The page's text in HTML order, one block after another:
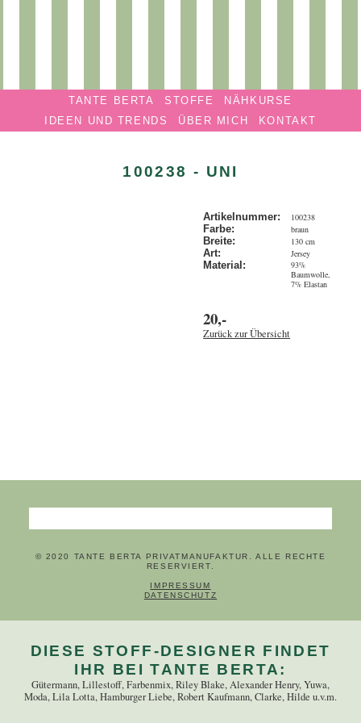
BERTA
Privatmanufaktur
Navigation überspringenTANTE BERTA STOFFE
NÄHKURSE
IDEEN UND TRENDS
ÜBER MICH KONTAKT
100238 - UNI
Artikelnummer:
100238
Farbe:
braun
Breite:
130 cm
Art:
Jersey
Material:
93%
Baumwolle,
7% Elastan
20,-
Zurück zur Übersicht
Suchbegriffe
© 2020 TANTE BERTA PRIVATMANUFAKTUR. ALLE RECHTE
RESERVIERT.
NAVIGATION ÜBERSPRINGEN
IMPRESSUM
DATENSCHUTZ
DIESE STOFF-DESIGNER FINDET
IHR BEI TANTE BERTA:
Gütermann, Lillestoff, Farbenmix, Riley Blake, Alexander Henry, Yuwa,
Moda, Lila Lotta, Hamburger Liebe, Robert Kaufmann, Clarke, Hilde u.v.m.